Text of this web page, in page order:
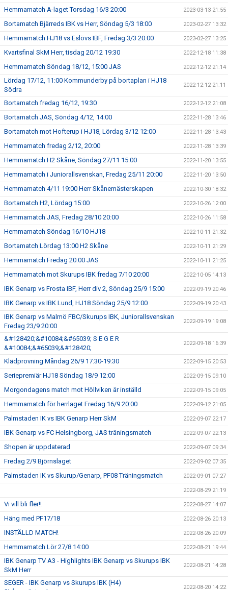
Hemmamatch A-laget Torsdag 16/3 20:00 2023-03-13 21:55
Bortamatch Bjärreds IBK vs Herr, Söndag 5/3 18:00 2023-02-27 13:32
Hemmamatch HJ18 vs Eslövs IBF, Fredag 3/3 20:00 2023-02-27 13:25
Kvartsfinal SkM Herr, tisdag 20/12 19:30 2022-12-18 11:38
Hemmamatch Söndag 18/12, 15:00 JAS 2022-12-12 21:14
Lördag 17/12, 11:00 Kommunderby på bortaplan i HJ18
Södra
2022-12-12 21:11
Bortamatch fredag 16/12, 19:30 2022-12-12 21:08
Bortamatch JAS, Söndag 4/12, 14:00 2022-11-28 13:46
Bortamatch mot Hofterup i HJ18, Lördag 3/12 12:00 2022-11-28 13:43
Hemmamatch fredag 2/12, 20:00 2022-11-28 13:39
Hemmamatch H2 Skåne, Söndag 27/11 15:00 2022-11-20 13:55
Hemmamatch i Juniorallsvenskan, Fredag 25/11 20:00 2022-11-20 13:50
Hemmamatch 4/11 19:00 Herr Skånemästerskapen 2022-10-30 18:32
Bortamatch H2, Lördag 15:00 2022-10-26 12:00
Hemmamatch JAS, Fredag 28/10 20:00 2022-10-26 11:58
Hemmamatch Söndag 16/10 HJ18 2022-10-11 21:32
Bortamatch Lördag 13:00 H2 Skåne 2022-10-11 21:29
Hemmamatch Fredag 20:00 JAS 2022-10-11 21:25
Hemmamatch mot Skurups IBK fredag 7/10 20:00 2022-10-05 14:13
IBK Genarp vs Frosta IBF, Herr div 2, Söndag 25/9 15:00 2022-09-19 20:46
IBK Genarp vs IBK Lund, HJ18 Söndag 25/9 12:00 2022-09-19 20:43
IBK Genarp vs Malmö FBC/Skurups IBK, Juniorallsvenskan
Fredag 23/9 20:00
2022-09-19 19:08
&#128420;&#10084;&#65039; S E G E R
&#10084;&#65039;&#128420;
2022-09-18 16:39
Klädprovning Måndag 26/9 17:30-19:30 2022-09-15 20:53
Seriepremiär HJ18 Söndag 18/9 12:00 2022-09-15 09:10
Morgondagens match mot Höllviken är inställd 2022-09-15 09:05
Hemmamatch för herrlaget Fredag 16/9 20:00 2022-09-12 21:05
Palmstaden IK vs IBK Genarp Herr SkM 2022-09-07 22:17
IBK Genarp vs FC Helsingborg, JAS träningsmatch 2022-09-07 22:13
Shopen är uppdaterad 2022-09-07 09:34
Fredag 2/9 Björnslaget 2022-09-02 07:35
Palmstaden IK vs Skurup/Genarp, PF08 Träningsmatch 2022-09-01 07:27
2022-08-29 21:19
Vi vill bli fler!! 2022-08-27 14:07
Häng med PF17/18 2022-08-26 20:13
INSTÄLLD MATCH! 2022-08-26 20:09
Hemmamatch Lör 27/8 14:00 2022-08-21 19:44
IBK Genarp TV A3 - Highlights IBK Genarp vs Skurups IBK
SkM Herr
2022-08-21 14:28
SEGER - IBK Genarp vs Skurups IBK (H4)
2022-08-20 14:22